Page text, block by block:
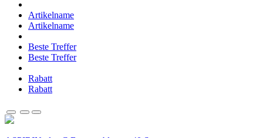
Artikelname
Artikelname
Beste Treffer
Beste Treffer
Rabatt
Rabatt